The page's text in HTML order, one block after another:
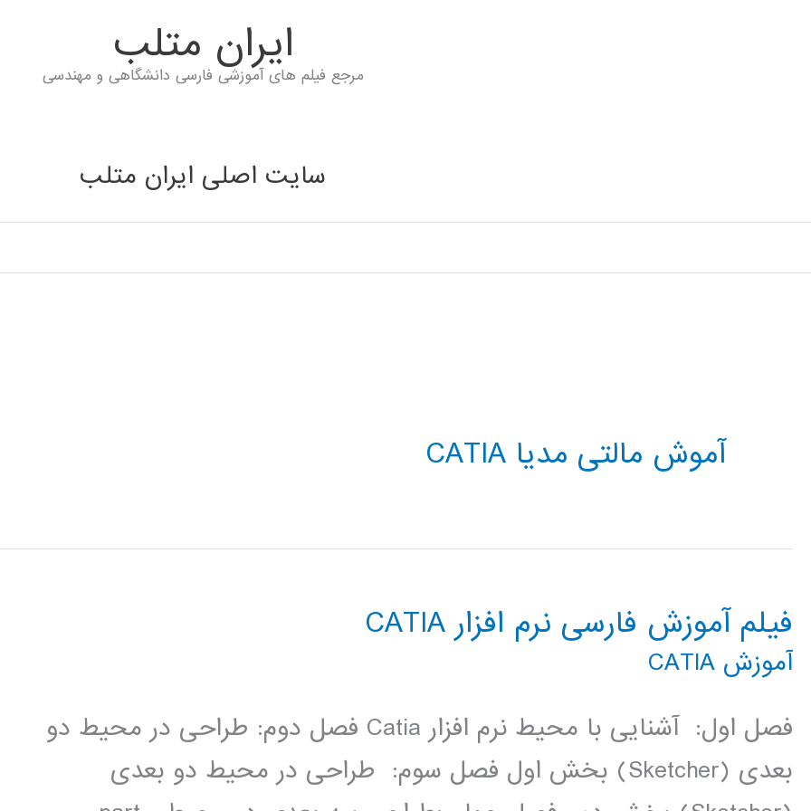
ايران متلب
مرجع فیلم های آموزشی فارسی دانشگاهی و مهندسی
سایت اصلی ایران متلب
آموش مالتی مدیا CATIA
فیلم آموزش فارسی نرم افزار CATIA
آموزش CATIA
فصل اول: آشنایی با محیط نرم­ افزار Catia فصل دوم: طراحی در محیط دو
بعدی (Sketcher) بخش اول فصل سوم: طراحی در محیط دو بعدی